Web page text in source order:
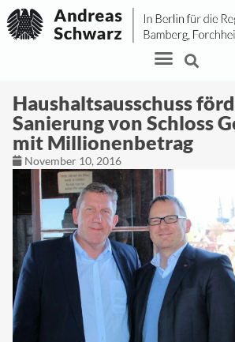
Haushaltsausschuss
Sanierung von Schloss
mit Millionenbetrag
November 10, 2016